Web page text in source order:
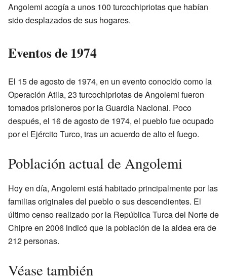
Angolemi acogía a unos 100 turcochipriotas que habían
sido desplazados de sus hogares.
Eventos de 1974
El 15 de agosto de 1974, en un evento conocido como la
Operación Atila, 23 turcochipriotas de Angolemi fueron
tomados prisioneros por la Guardia Nacional. Poco
después, el 16 de agosto de 1974, el pueblo fue ocupado
por el Ejército Turco, tras un acuerdo de alto el fuego.
Población actual de Angolemi
Hoy en día, Angolemi está habitado principalmente por las
familias originales del pueblo o sus descendientes. El
último censo realizado por la República Turca del Norte de
Chipre en 2006 indicó que la población de la aldea era de
212 personas.
Véase también